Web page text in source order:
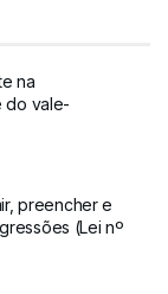
na
do vale-
preencher e
(Lei nº